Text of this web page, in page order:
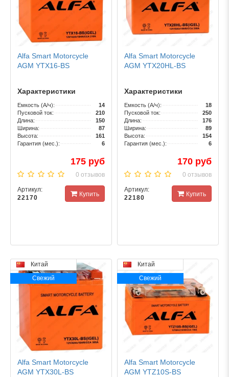
Alfa Smart Motorcycle
AGM YTX16-BS
Характеристики
Емкость (А/ч):
14
Пусковой ток:
210
Длина:
150
Ширина:
87
Высота:
161
Гарантия (мес.):
6
175 руб
0 отзывов
Артикул:
22170
Купить
Alfa Smart Motorcycle
AGM YTX20HL-BS
Характеристики
Емкость (А/ч):
18
Пусковой ток:
250
Длина:
176
Ширина:
89
Высота:
154
Гарантия (мес.):
6
170 руб
0 отзывов
Артикул:
22180
Купить
Китай
Свежий
Alfa Smart Motorcycle
AGM YTX30L-BS
Китай
Свежий
Alfa Smart Motorcycle
AGM YTZ10S-BS